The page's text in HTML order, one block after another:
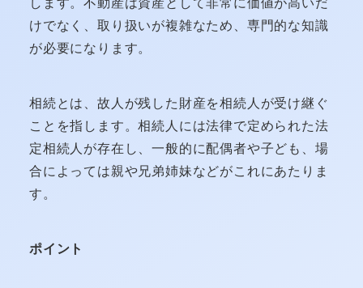
けでなく、取り扱いが複雑なため、専門的な知識
が必要になります。
相続とは、故人が残した財産を相続人が受け継ぐ
ことを指します。相続人には法律で定められた法
定相続人が存在し、一般的に配偶者や子ども、場
合によっては親や兄弟姉妹などがこれにあたりま
す。
ポイント